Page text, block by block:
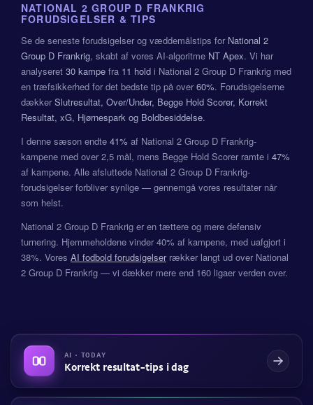
NATIONAL 2 GROUP D FRANKRIG
FORUDSIGELSER & TIPS
Se de seneste forudsigelser og væddemålstips for National 2
Group D Frankrig, skabt af vores AI-algoritme NT Apex. Vi har
analyseret 30 kampe fra 11 hold i National 2 Group D Frankrig med
en træfsikkerhed for det bedste tip på over 60%. Forudsigelserne
dækker Slutresultat, Over/Under, Begge Hold Scorer, Korrekt
Resultat, xG, Hjørnespark og Boldbesiddelse.
I denne sæson endte 41% af National 2 Group D Frankrig-
kampene med over 2,5 mål, mens Begge Hold Scorer ramte i 47%
af kampene. Alle afsluttede National 2 Group D Frankrig-
forudsigelser forbliver synlige — gennemgå vores resultater når
som helst.
National 2 Group D Frankrig er en tættere og mere defensiv
turnering. Hjemmeholdene vinder 40% af kampene, med uafgjort i
38%. Vores AI fodbold forudsigelserrækker langt ud over National
2 Group D Frankrig — vi dækker mere end 160 ligaer verden over.
AI · TODAY
Korrekt resultat-tips i dag